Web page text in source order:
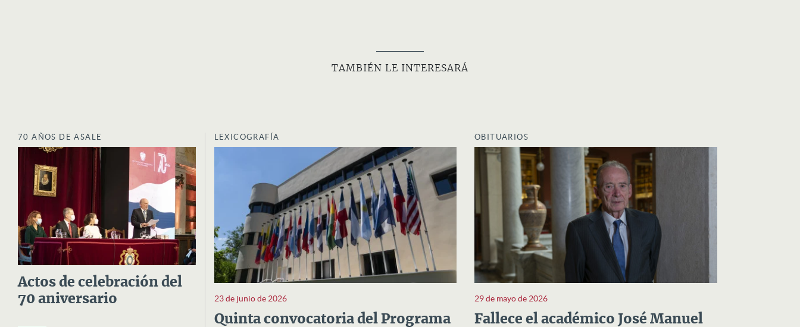
TAMBIÉN LE INTERESARÁ
70 AÑOS DE ASALE
Actos de celebración del
70 aniversario
LEXICOGRAFÍA
23 de junio de 2026
Quinta convocatoria del Programa
OBITUARIOS
29 de mayo de 2026
Fallece el académico José Manuel